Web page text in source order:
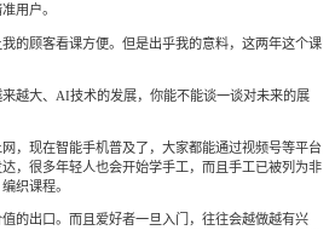
用户。
的顾客看课方便。但是出乎我的意料，这两年这个课
越大、AI技术的发展，你能不能谈一谈对未来的展
，现在智能手机普及了，大家都能通过视频号等平台
，很多年轻人也会开始学手工，而且手工已被列为非
织课程。
的出口。而且爱好者一旦入门，往往会越做越有兴